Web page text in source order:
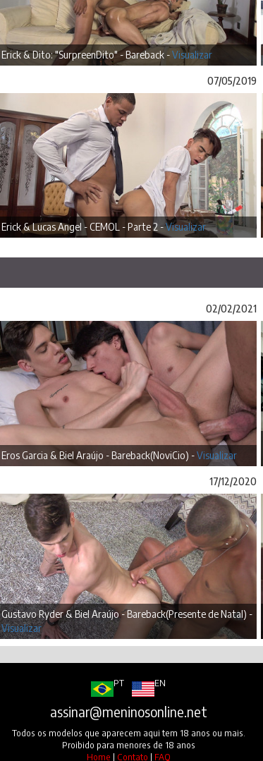
Erick & Dito: "SurpreenDito" - Bareback -Visualizar
07/05/2019
Erick & Lucas Angel - CEMOL - Parte 2 -Visualizar
02/02/2021
Eros Garcia & Biel Araújo - Bareback(NoviCio) -Visualizar
17/12/2020
Gustavo Ryder & Biel Araújo - Bareback(Presente de Natal) -
Visualizar
PT EN
assinar@meninosonline.net
Todos os modelos que aparecem aqui tem 18 anos ou mais.
Proibido para menores de 18 anos
Home | Contato | FAQ